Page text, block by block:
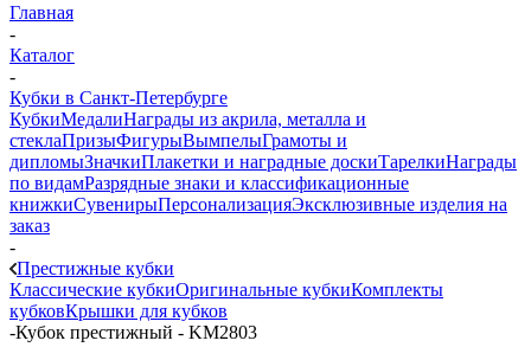
Главная
-
Каталог
-
Кубки в Санкт-Петербурге
КубкиМедалиНаграды из акрила, металла и
стеклаПризыФигурыВымпелыГрамоты и
дипломыЗначкиПлакетки и наградные доскиТарелкиНаграды
по видамРазрядные знаки и классификационные
книжкиСувенирыПерсонализацияЭксклюзивные изделия на
заказ
-
Престижные кубки
Классические кубкиОригинальные кубкиКомплекты
кубковКрышки для кубков
-Кубок престижный - KM2803